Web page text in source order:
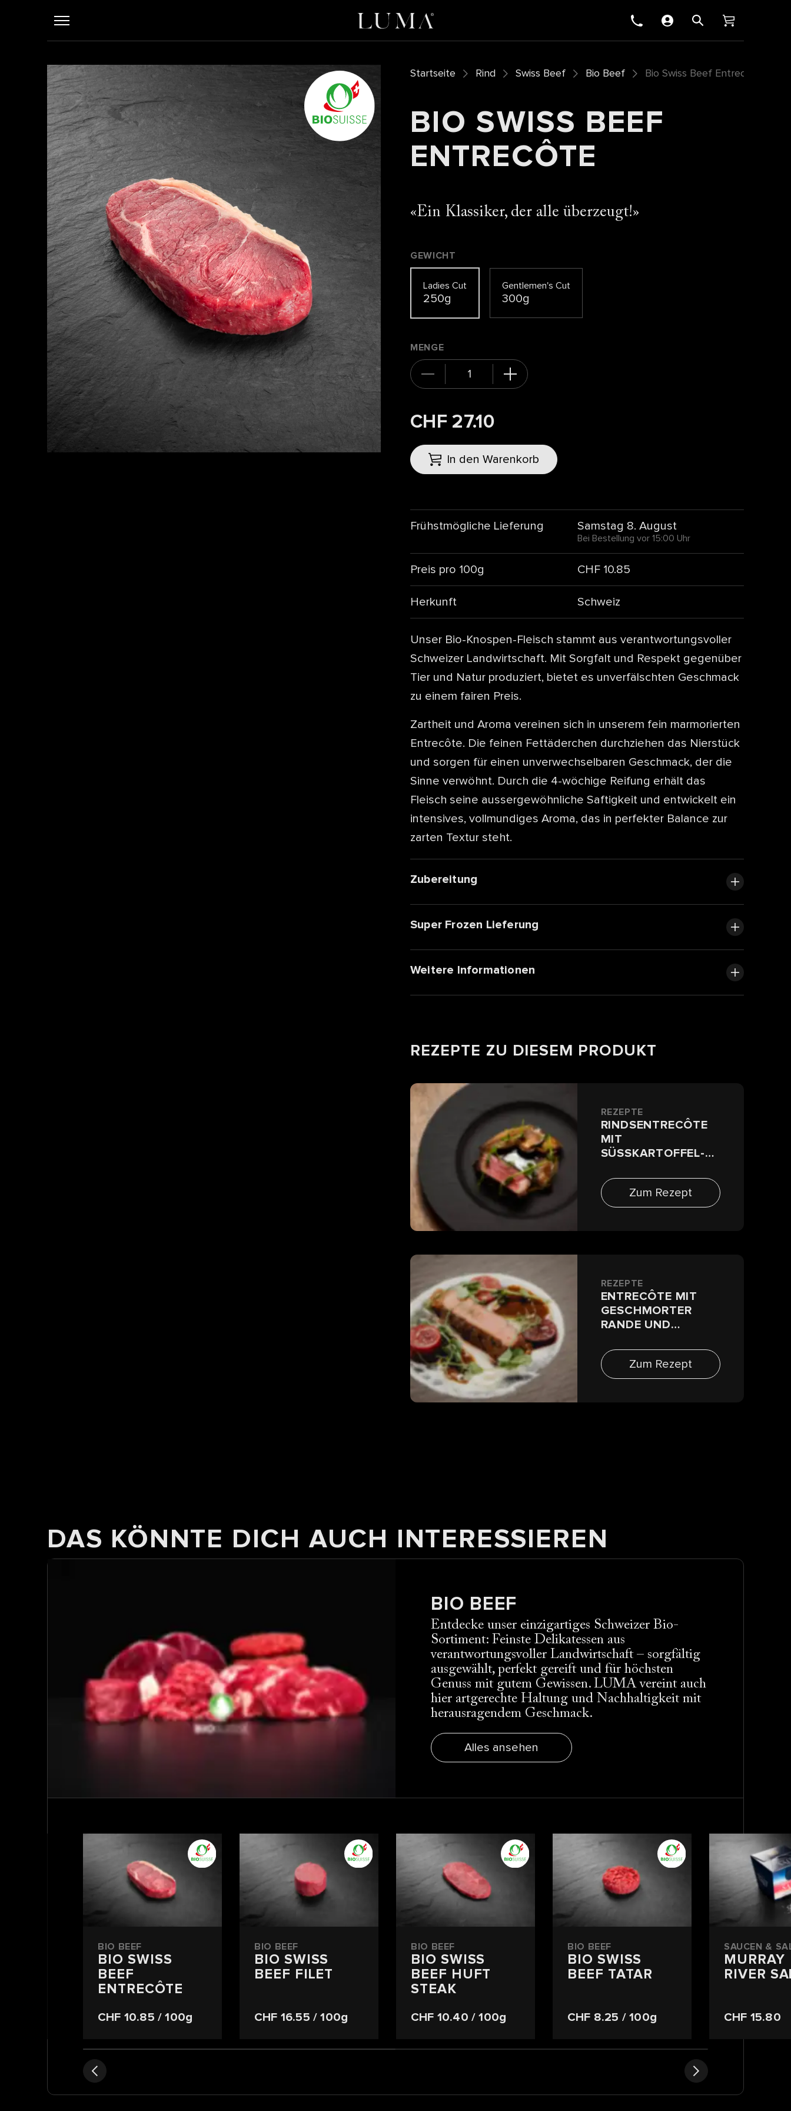
Startseite Rind Swiss Beef Bio Beef Bio Swiss Beef Entrecôte
BIO SWISS BEEF
ENTRECÔTE
Ein Klassiker, der alle überzeugt!
GEWICHT
Ladies Cut
250g
Gentlemen's Cut
300g
MENGE
CHF 27.10
In den Warenkorb
Frühstmögliche Lieferung Samstag 8. August
Bei Bestellung vor 15:00 Uhr
Preis pro 100g CHF 10.85
Herkunft Schweiz
Unser Bio-Knospen-Fleisch stammt aus verantwortungsvoller
Schweizer Landwirtschaft. Mit Sorgfalt und Respekt gegenüber
Tier und Natur produziert, bietet es unverfälschten Geschmack
zu einem fairen Preis.
Zartheit und Aroma vereinen sich in unserem fein marmorierten
Entrecôte. Die feinen Fettäderchen durchziehen das Nierstück
und sorgen für einen unverwechselbaren Geschmack, der die
Sinne verwöhnt. Durch die 4-wöchige Reifung erhält das
Fleisch seine aussergewöhnliche Saftigkeit und entwickelt ein
intensives, vollmundiges Aroma, das in perfekter Balance zur
zarten Textur steht.
Zubereitung
Super Frozen Lieferung
Weitere Informationen
REZEPTE ZU DIESEM PRODUKT
REZEPTE
RINDSENTRECÔTE
MIT
SÜSSKARTOFFEL-
STEINPILZEN UND
SCHALOTTEN
Zum Rezept
REZEPTE
ENTRECÔTE MIT
GESCHMORTER
RANDE UND
E
Zum Rezept
DAS KÖNNTE DICH AUCH INTERESSIEREN
BIO BEEF
Entdecke unser einzigartiges Schweizer Bio-
Sortiment: Feinste Delikatessen aus
verantwortungsvoller Landwirtschaft – sorgfältig
ausgewählt, perfekt gereift und für höchsten
Genuss mit gutem Gewissen. LUMA vereint auch
hier artgerechte Haltung und Nachhaltigkeit mit
herausragendem Geschmack.
Alles ansehen
BIO BEEF
BIO SWISS
BEEF
ENTRECÔTE
CHF 10.85 / 100g
BIO BEEF
BIO SWISS
BEEF FILET
CHF 16.55 / 100g
BIO BEEF
BIO SWISS
BEEF HUFT
STEAK
CHF 10.40 / 100g
BIO BEEF
BIO SWISS
BEEF TATAR
CHF 8.25 / 100g
SAUCEN &
MURRAY
RIVER
CHF 15.80